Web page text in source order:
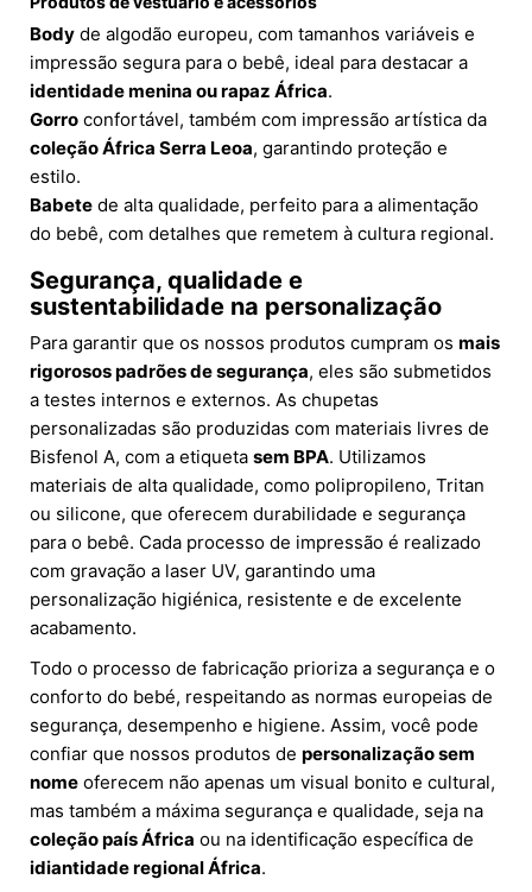
Body de algodão europeu, com tamanhos variáveis e
impressão segura para o bebê, ideal para destacar a
identidade menina ou rapaz África.
Gorro confortável, também com impressão artística da
coleção África Serra Leoa, garantindo proteção e
estilo.
Babete de alta qualidade, perfeito para a alimentação
do bebê, com detalhes que remetem à cultura regional.
Segurança, qualidade e
sustentabilidade na personalização
Para garantir que os nossos produtos cumpram os mais
rigorosos padrões de segurança, eles são submetidos
a testes internos e externos. As chupetas
personalizadas são produzidas com materiais livres de
Bisfenol A, com a etiqueta sem BPA. Utilizamos
materiais de alta qualidade, como polipropileno, Tritan
ou silicone, que oferecem durabilidade e segurança
para o bebê. Cada processo de impressão é realizado
com gravação a laser UV, garantindo uma
personalização higiénica, resistente e de excelente
acabamento.
Todo o processo de fabricação prioriza a segurança e o
conforto do bebé, respeitando as normas europeias de
segurança, desempenho e higiene. Assim, você pode
confiar que nossos produtos de personalização sem
nome oferecem não apenas um visual bonito e cultural,
mas também a máxima segurança e qualidade, seja na
coleção país África ou na identificação específica de
idiantidade regional África.